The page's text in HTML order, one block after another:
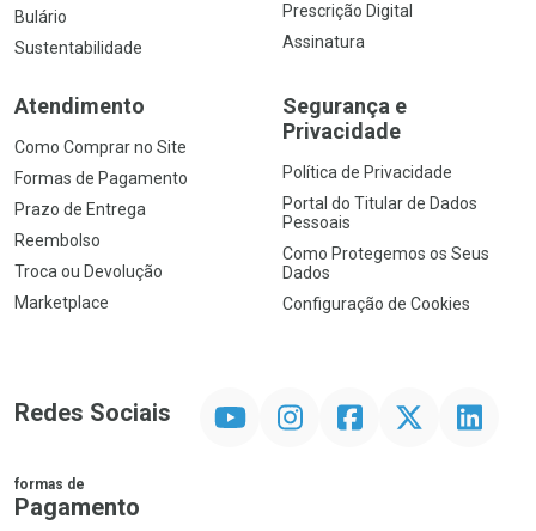
Bulário
Sustentabilidade
Prescrição Digital
Assinatura
Atendimento
Como Comprar no Site
Formas de Pagamento
Prazo de Entrega
Reembolso
Troca ou Devolução
Marketplace
Segurança e
Privacidade
Política de Privacidade
Portal do Titular de Dados
Pessoais
Como Protegemos os Seus
Dados
Configuração de Cookies
Redes Sociais InstagramFacebookTwitter Linkedin
formas de
Pagamento